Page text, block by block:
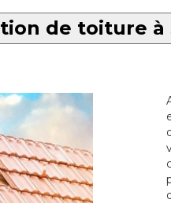
de toiture